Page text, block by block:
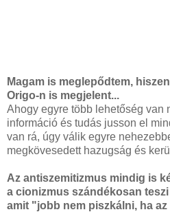
Magam is meglepődtem,
Origo-n is megjelent...
Ahogy egyre több lehetőség van
információ és tudás jusson el
van rá, úgy válik egyre
megkövesedett hazugság és
Az antiszemitizmus mindig is
a cionizmus szándékosan
amit "jobb nem piszkálni, ha